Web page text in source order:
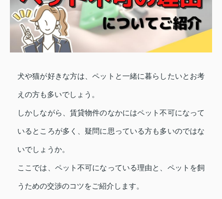
犬や猫が好きな方は、ペットと一緒に暮らしたいとお考
えの方も多いでしょう。
しかしながら、賃貸物件のなかにはペット不可になって
いるところが多く、疑問に思っている方も多いのではな
いでしょうか。
ここでは、ペット不可になっている理由と、ペットを飼
うための交渉のコツをご紹介します。